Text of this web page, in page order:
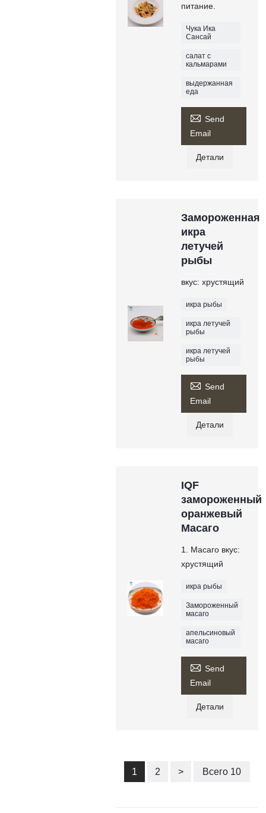
питание.
Чука Ика
Сансай
салат с
кальмарами
выдержанная
еда
 Send
Email
Детали
Замороженная
икра
летучей
рыбы
вкус: хрустящий
икра рыбы
икра летучей
рыбы
икра летучей
рыбы
 Send
Email
Детали
IQF
замороженный
оранжевый
Масаго
1. Масаго вкус:
хрустящий
икра рыбы
Замороженный
масаго
апельсиновый
масаго
 Send
Email
Детали
1 2 > Всего 10